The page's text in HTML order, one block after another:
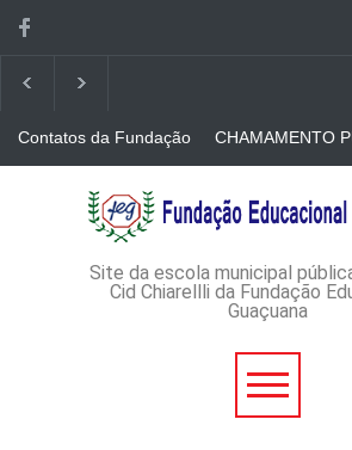
Contatos da Fundação
CHAMAMENTO
IMPRESSOS
AVISO DE DISPENSA DE
LICITAÇÃO - DISPENSA DE
LICITAÇÃO Nº 53/2026-
ADMINISTRATIVO Nº
Site da escola municipal
Cid Chiarellli da Fundação
Guaçuana